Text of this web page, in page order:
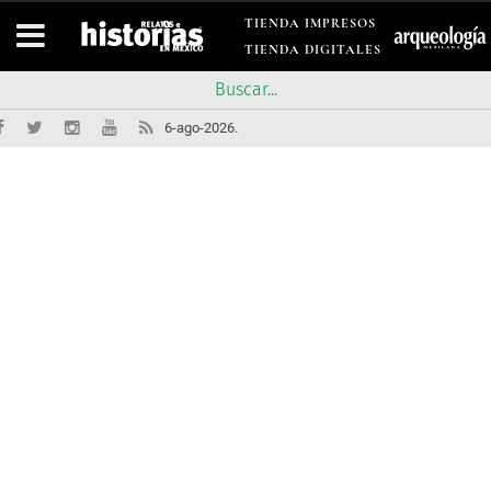
TIENDA IMPRESOS
TIENDA DIGITALES
6-ago-2026.